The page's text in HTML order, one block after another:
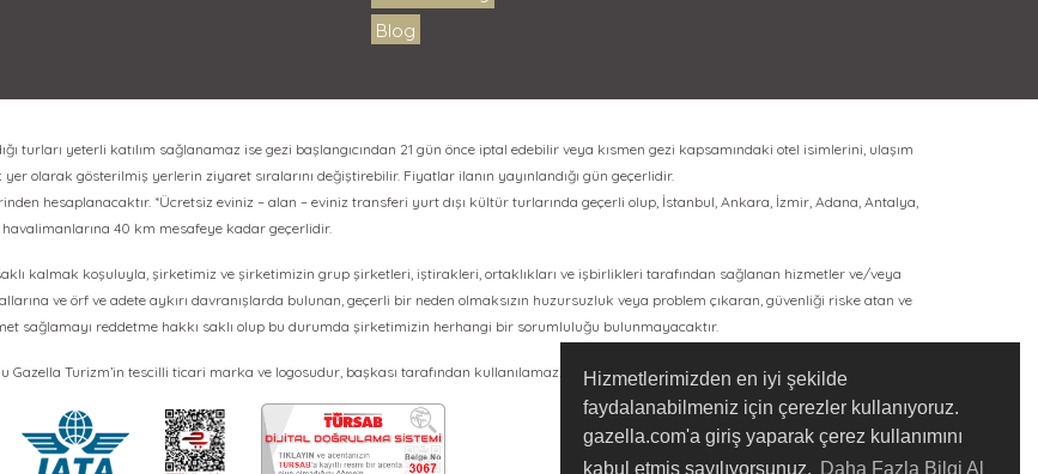
Hizmetlerimizden en iyi şekilde
faydalanabilmeniz için çerezler kullanıyoruz.
gazella.com'a giriş yaparak çerez kullanımını
kabul etmiş sayılıyorsunuz. Daha Fazla Bilgi Al
Blog
turları yeterli katılım sağlanamaz ise gezi başlangıcından 21 gün önce iptal edebilir veya kısmen gezi kapsamındaki otel isimlerini, ulaşım
olarak gösterilmiş yerlerin ziyaret sıralarını değiştirebilir. Fiyatlar ilanın yayınlandığı gün geçerlidir.
hesaplanacaktır. *Ücretsiz eviniz – alan – eviniz transferi yurt dışı kültür turlarında geçerli olup, İstanbul, Ankara, İzmir, Adana, Antalya,
40 km mesafeye kadar geçerlidir.
kalmak koşuluyla, şirketimiz ve şirketimizin grup şirketleri, iştirakleri, ortaklıkları ve işbirlikleri tarafından sağlanan hizmetler ve/veya
ve örf ve adete aykırı davranışlarda bulunan, geçerli bir neden olmaksızın huzursuzluk veya problem çıkaran, güvenliği riske atan ve
sağlamayı reddetme hakkı saklı olup bu durumda şirketimizin herhangi bir sorumluluğu bulunmayacaktır.
Gazella Turizm’in tescilli ticari marka ve logosudur, başkası tarafından kullanılamaz.